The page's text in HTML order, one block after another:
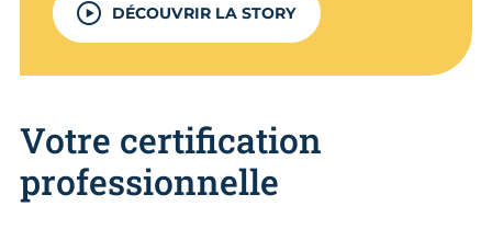
DÉCOUVRIR LA STORY
Votre certification
professionnelle